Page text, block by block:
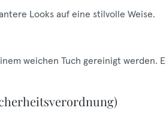
Looks auf eine stilvolle Weise.
weichen Tuch gereinigt werden.